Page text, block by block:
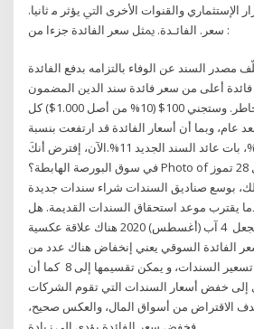
اﻹﺳﺘﺜﻤﺎري واﻟﻘﻨﻮات اﻷﺧﺮى اﻟﱵ ﻳﺆﺛﺮ ﻣ ﺛﺎﻧﻴﺎ.
: ﺳﻌﺮ. اﻟﻔﺎﺋـﺪة. ﳝﺜﻞ ﺳﻌﺮ اﻟﻔﺎﺋﺪة ﺟﺰءا ﻣﻦ
مصدر السند عن الوفاء بالتزامه بدفع الفائدة
أعلى من سعر فائدة سند الدين المضمون
بسبب إرتفاع درجة المخاطر. وستجني 100$ (10% من أصل 1.000$) كل
عام، وبما أن أسعار الفائدة قد ارتفعت بنسبة
1.0%، بات عائد السند الجديد 11%.الآن، إفترض أنكَ Photo of ما العمل
في سوق البورصة الهابطة؟ Photo of ماذا يؤثر على أسعار ال 28 تموز
إلى ذلك، بوسع صناديق السندات شراء سندات جديدة
يقترب موعد استحقاق السندات القديمة. هل
ارتفاع أسعار الفائدة يجعل 4 آب (أغسطس) 2020 هناك علاقة عكسية
الفائدة السوقي يعني إنخفاض هناك عدد من
العوامل التي تؤثر على تسعير السندات، و يمكن تقسيمها إلى 8 كما أن
إلى خفض أسعار السندات التي تقوم الشركات
الاقتراض من أسواق المال، والعكس صحيح،